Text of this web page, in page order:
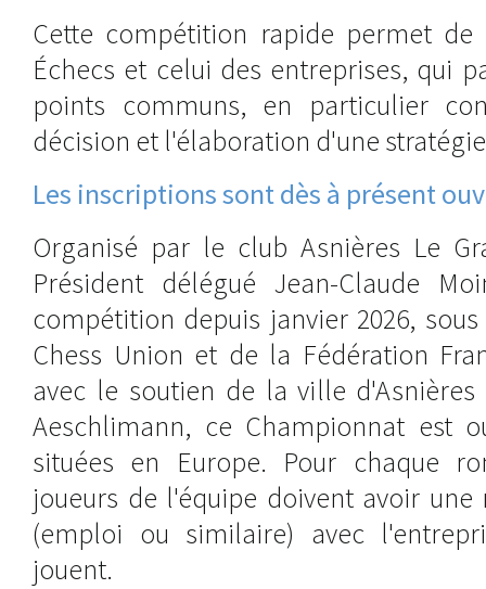
Cette compétition rapide permet
Échecs et celui des entreprises, qui
points communs, en particulier
décision et l'élaboration d'une
Les inscriptions sont dès à présent
Organisé par le club Asnières Le
Président délégué Jean-Claude
compétition depuis janvier 2026,
Chess Union et de la Fédération
avec le soutien de la ville
Aeschlimann, ce Championnat est
situées en Europe. Pour chaque
joueurs de l'équipe doivent avoir
(emploi ou similaire) avec
jouent.